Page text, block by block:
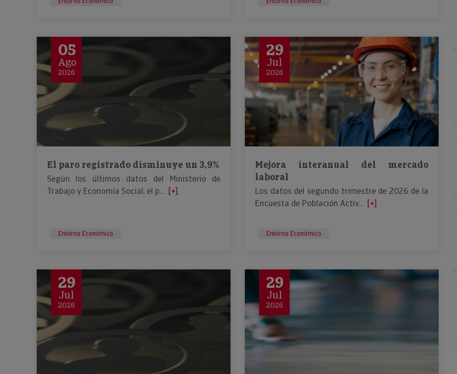
05
Ago
2026
El paro registrado disminuye un 3,9%
Según los últimos datos del Ministerio de
Trabajo y Economía Social, el p... [+]
Entorno Económico
29
Jul
2026
Mejora interanual del mercado
laboral
Los datos del segundo trimestre de 2026 de la
Encuesta de Población Activ... [+]
Entorno Económico
29
Jul
2026
29
Jul
2026